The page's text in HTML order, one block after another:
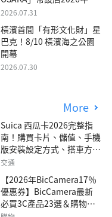
季開幕
2026.07.31
橫濱首間「有形文化財」星
巴克！8/10 橫濱海之公園
開幕
2026.07.30
More
Suica 西瓜卡2026完整指
南！購買卡片、儲值、手機
版安裝設定方式、搭車方
法、常見問題解答！
交通
【2026年BicCamera17％
優惠券】BicCamera最新
必買3C產品23選＆購物攻